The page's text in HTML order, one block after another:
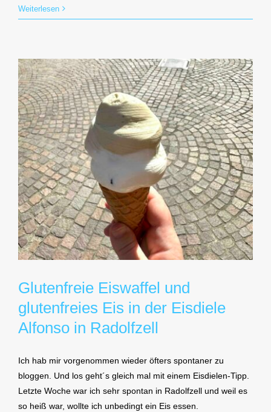
Weiterlesen
Glutenfreie Eiswaffel und
glutenfreies Eis in der Eisdiele
Alfonso in Radolfzell
Ich hab mir vorgenommen wieder öfters spontaner zu
bloggen. Und los geht´s gleich mal mit einem Eisdielen-Tipp.
Letzte Woche war ich sehr spontan in Radolfzell und weil es
so heiß war, wollte ich unbedingt ein Eis essen.